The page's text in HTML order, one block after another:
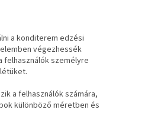
a konditerem edzési
végezhessék
személyre
a felhasználók számára,
különböző méretben és